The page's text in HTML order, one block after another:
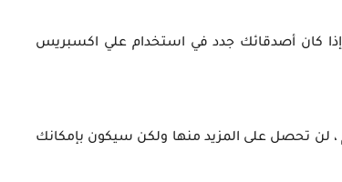
بنجاح، وإذا كان أصدقائك جدد في استخدام علي اكسبريس
ما يصل إلى 10 كوبونات كل شهر عن طريق دعوة الأصدقاء. بعد ربح 10 قسائم ، لن تحصل على المزيد منها ولكن سيكون بإمكانك